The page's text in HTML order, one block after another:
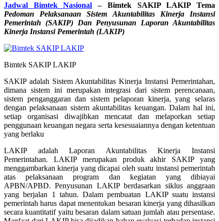
Jadwal Bimtek Nasional – Bimtek SAKIP LAKIP Tema
Pedoman PelaksanaanSistem Akuntabilitas Kinerja Instansi
Pemerintah (SAKIP)Dan Penyusunan Laporan Akuntabilitas
Kinerja Instansi Pemerintah (LAKIP)
Bimtek SAKIP LAKIP
SAKIP adalah Sistem Akuntabilitas Kinerja Instansi Pemerintahan,
dimana sistem ini merupakan integrasi dari sistem perencanaan,
sistem penganggaran dan sistem pelaporan kinerja, yang selaras
dengan pelaksanaan sistem akuntabilitas keuangan. Dalam hal ini,
setiap organisasi diwajibkan mencatat dan melaporkan setiap
penggunaan keuangan negara serta kesesuaiannya dengan ketentuan
yang berlaku
LAKIP adalah Laporan Akuntabilitas Kinerja Instansi
Pemerintahan. LAKIP merupakan produk akhir SAKIP yang
menggambarkan kinerja yang dicapai oleh suatu instansi pemerintah
atas pelaksanaan program dan kegiatan yang dibiayai
APBN/APBD. Penyusunan LAKIP berdasarkan siklus anggraan
yang berjalan 1 tahun. Dalam pembuatan LAKIP suatu instansi
pemerintah harus dapat menentukan besaran kinerja yang dihasilkan
secara kuantitatif yaitu besaran dalam satuan jumlah atau persentase.